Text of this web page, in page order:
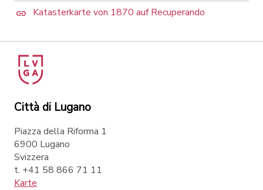
Katasterkarte von 1870 auf Recuperando
Città di Lugano
Piazza della Riforma 1
6900 Lugano
Svizzera
t. +41 58 866 71 11
Karte